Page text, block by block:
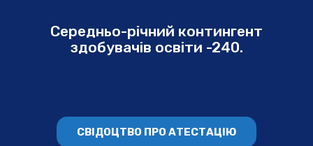
Середньо-річний контингент
здобувачів освіти -240.
СВІДОЦТВО ПРО АТЕСТАЦІЮ